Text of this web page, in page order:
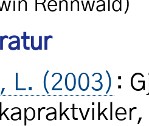
Rennwald)
L. (2003) :